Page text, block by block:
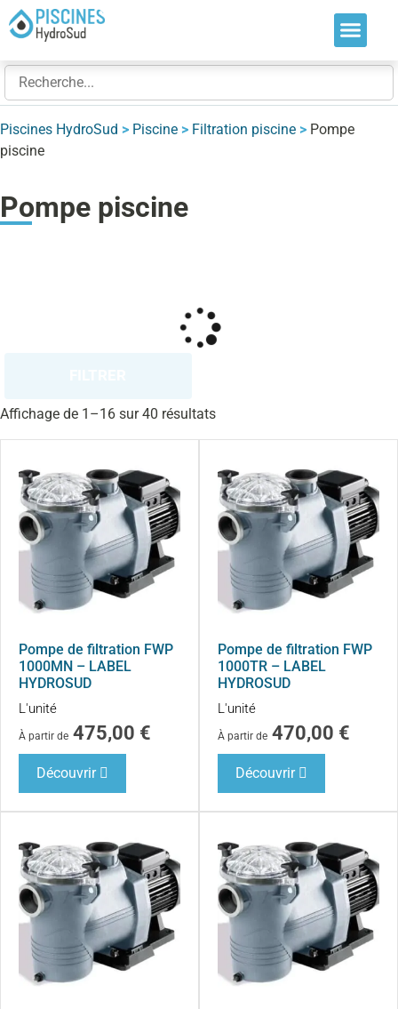
Piscines HydroSud > Piscine > Filtration piscine > Pompe
piscine
Pompe piscine
Affichage de 1–16 sur 40 résultats
Pompe de filtration FWP
1000MN – LABEL
HYDROSUD
L'unité
À partir de 475,00 €
Découvrir
Pompe de filtration FWP
1000TR – LABEL
HYDROSUD
L'unité
À partir de 470,00 €
Découvrir